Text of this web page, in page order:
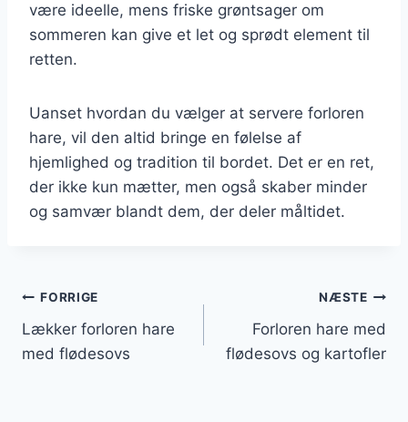
være ideelle, mens friske grøntsager om
sommeren kan give et let og sprødt element til
retten.
Uanset hvordan du vælger at servere forloren
hare, vil den altid bringe en følelse af
hjemlighed og tradition til bordet. Det er en ret,
der ikke kun mætter, men også skaber minder
og samvær blandt dem, der deler måltidet.
Indlægsnavigation
FORRIGE
Lækker forloren hare
med flødesovs
NÆSTE
Forloren hare med
flødesovs og kartofler